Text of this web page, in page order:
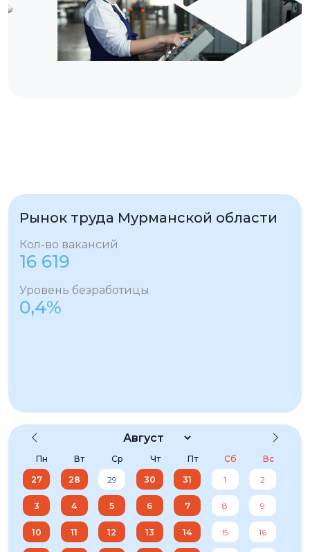
Рынок труда Мурманской области
Кол-во вакансий
16 619
Уровень безработицы
0,4%
Пн Вт Ср Чт Пт Сб
Вс
27
28 29 30 31 1 2
3 4 5 6 7 8 9
10 11 12 13 14 15 16